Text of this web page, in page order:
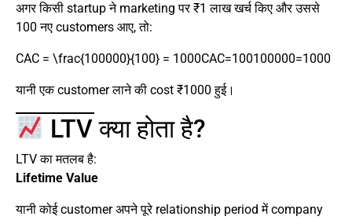
अगर किसी startup ने marketing पर ₹1 लाख खर्च किए और उससे
100 नए customers आए, तो:
CAC = \frac{100000}{100} = 1000CAC=100100000​=1000
यानी एक customer लाने की cost ₹1000 हुई।
LTV क्या होता है?
LTV का मतलब है:
Lifetime Value
यानी कोई customer अपने पूरे relationship period में company